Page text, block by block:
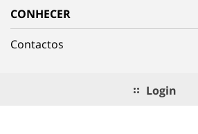
CONHECER
Contactos
Login